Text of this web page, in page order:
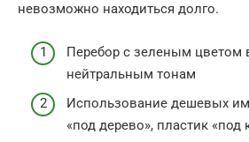
невозможно находиться долго.
Перебор с зеленым цветом
нейтральным тонам
Использование дешевых
«под дерево», пластик «под